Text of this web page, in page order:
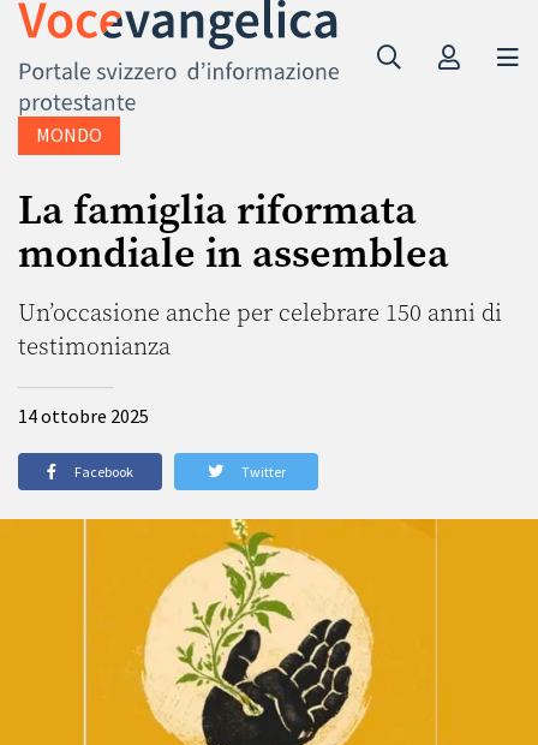
MONDO
La famiglia riformata
mondiale in assemblea
Un’occasione anche per celebrare 150 anni di
testimonianza
14 ottobre 2025
Facebook Twitter